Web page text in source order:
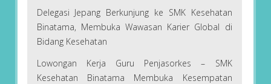
Delegasi Jepang Berkunjung ke SMK Kesehatan
Binatama, Membuka Wawasan Karier Global di
Bidang Kesehatan
Lowongan Kerja Guru Penjasorkes – SMK
Kesehatan Binatama Membuka Kesempatan